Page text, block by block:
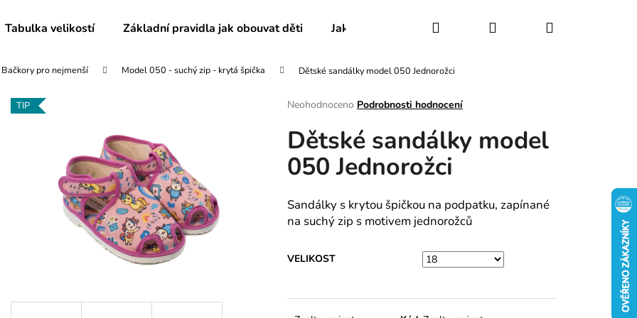
Tabulka velikostí Základní pravidla jak obouvat děti Jak udržovat obuv Certifikáty Kontakty
Hledat PřihlášeníNákupní
Bačkory pro nejmenší Model 050 - suchý zip - krytá špička Dětské sandálky model 050 Jednorožci
Průměrné
produktu
je
0,0
z
hvězdiček.
Neohodnoceno Podrobnosti hodnocení
Dětské sandálky model
050 Jednorožci
Sandálky s krytou špičkou na podpatku, zapínané
na suchý zip s motivem jednorožců
VELIKOST
TIP
Co potřebujete najít?
Doporučujeme
DĚTSKÉ BAČKORY MODEL 025